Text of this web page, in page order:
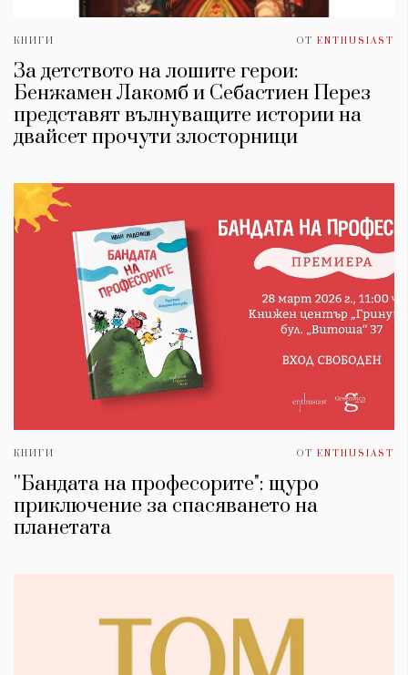
КНИГИ ОТ ENTHUSIAST
За детството на лошите герои:
Бенжамен Лакомб и Себастиен Перез
представят вълнуващите истории на
двайсет прочути злосторници
КНИГИ ОТ ENTHUSIAST
''Бандата на професорите": щуро
приключение за спасяването на
планетата